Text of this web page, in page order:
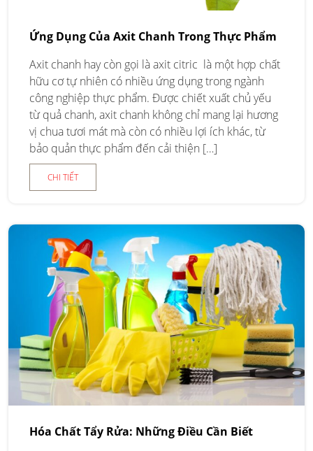
Ứng Dụng Của Axit Chanh Trong Thực Phẩm
Axit chanh hay còn gọi là axit citric là một hợp chất
hữu cơ tự nhiên có nhiều ứng dụng trong ngành
công nghiệp thực phẩm. Được chiết xuất chủ yếu
từ quả chanh, axit chanh không chỉ mang lại hương
vị chua tươi mát mà còn có nhiều lợi ích khác, từ
bảo quản thực phẩm đến cải thiện […]
CHI TIẾT
Hóa Chất Tẩy Rửa: Những Điều Cần Biết